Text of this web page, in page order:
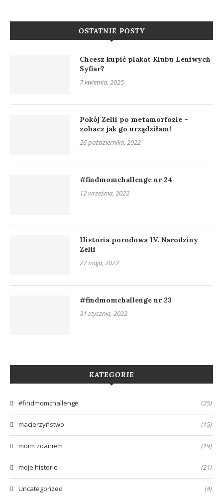
OSTATNIE POSTY
Chcesz kupić plakat Klubu Leniwych
Syfiar?
7 kwietnia, 2025
Pokój Zelii po metamorfozie –
zobacz jak go urządziłam!
26 października, 2022
#findmomchallenge nr 24
12 września, 2022
Historia porodowa IV. Narodziny
Zelii
27 maja, 2022
#findmomchallenge nr 23
31 stycznia, 2022
KATEGORIE
#findmomchallenge (25)
macierzyństwo (15)
moim zdaniem (19)
moje historie (21)
Uncategorized (4)